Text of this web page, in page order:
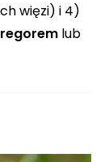
więzi) i 4)
lub